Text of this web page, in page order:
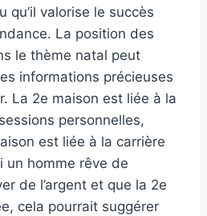
qu’il valorise le succès
La position des
le thème natal peut
informations précieuses
La 2e maison est liée à la
personnelles,
est liée à la carrière
un homme rêve de
de l’argent et que la 2e
cela pourrait suggérer